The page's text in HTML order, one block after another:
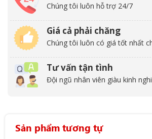
Chúng tôi luôn hỗ trợ 24/7
Giá cả phải chăng
Chúng tôi luôn có giá tốt nhất
Tư vấn tận tình
Đội ngũ nhân viên giàu kinh
Sản phẩm tương tự